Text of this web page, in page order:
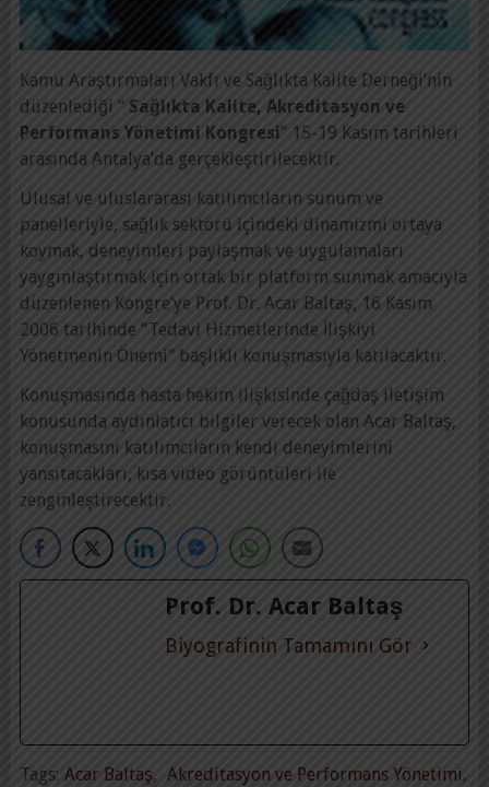
Kamu Araştırmaları Vakfı ve Sağlıkta Kalite Derneği’nin
düzenlediği “ Sağlıkta Kalite, Akreditasyon ve
Performans Yönetimi Kongresi” 15-19 Kasım tarihleri
arasında Antalya’da gerçekleştirilecektir.
Ulusal ve uluslararası katılımcıların sunum ve
panelleriyle, sağlık sektörü içindeki dinamizmi ortaya
koymak, deneyimleri paylaşmak ve uygulamaları
yaygınlaştırmak için ortak bir platform sunmak amacıyla
düzenlenen Kongre’ye Prof. Dr. Acar Baltaş, 16 Kasım
2006 tarihinde “Tedavi Hizmetlerinde İlişkiyi
Yönetmenin Önemi” başlıklı konuşmasıyla katılacaktır.
Konuşmasında hasta hekim ilişkisinde çağdaş iletişim
konusunda aydınlatıcı bilgiler verecek olan Acar Baltaş,
konuşmasını katılımcıların kendi deneyimlerini
yansıtacakları, kısa video görüntüleri ile
zenginleştirecektir.
Prof. Dr. Acar Baltaş
Biyografinin Tamamını Gör
Tags: Acar Baltaş, Akreditasyon ve Performans Yönetimi,